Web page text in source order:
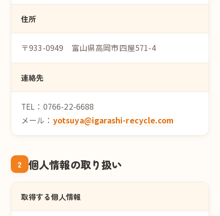
住所
〒933-0949 富山県高岡市四屋571-4
連絡先
TEL：0766-22-6688
メール： yotsuya@igarashi-recycle.com
2 個人情報の取り扱い
取得する個人情報